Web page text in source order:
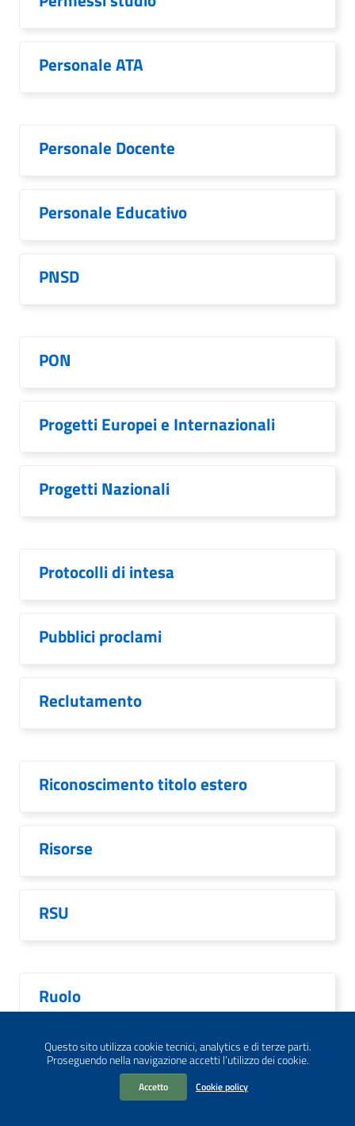
Questo sito utilizza cookie tecnici, analytics e di terze parti.
Proseguendo nella navigazione accetti l’utilizzo dei cookie.
Accetto Cookie policy
Personale ATA
Personale Docente
Personale Educativo
PNSD
PON
Progetti Europei e Internazionali
Progetti Nazionali
Protocolli di intesa
Pubblici proclami
Reclutamento
Riconoscimento titolo estero
Risorse
RSU
Ruolo
Scioperi